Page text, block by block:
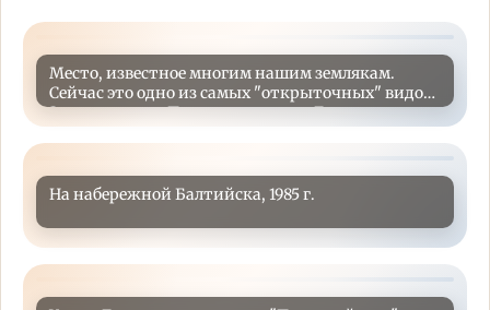
Место, известное многим нашим землякам.
Сейчас это одно из самых "открыточных" видов
Зеленоградска Перед вами улица Ленина в
Зеленоградске, 1965 год.Ныне Курортный
На набережной Балтийска, 1985 г.